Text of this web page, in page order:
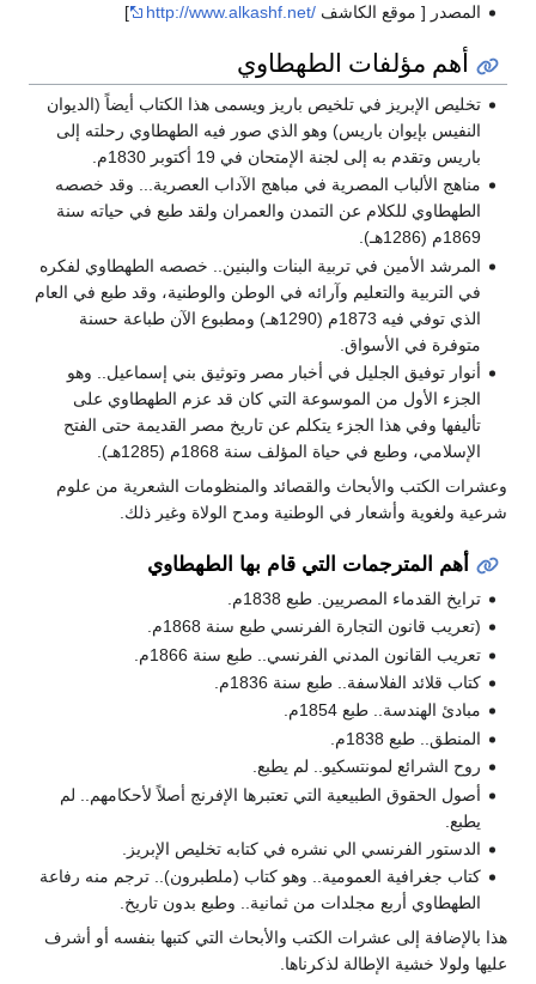
المصدر [ موقع الكاشفhttp://www.alkashf.net/
]
أهم مؤلفات الطهطاوي
تخليص الإبريز في تلخيص باريز ويسمى هذا الكتاب أيضاً (الديوان
النفيس بإيوان باريس) وهو الذي صور فيه الطهطاوي رحلته إلى
باريس وتقدم به إلى لجنة الإمتحان في 19 أكتوبر 1830م.
مناهج الألباب المصرية في مباهج الآداب العصرية... وقد خصصه
الطهطاوي للكلام عن التمدن والعمران ولقد طبع في حياته سنة
1869م (1286هـ).
المرشد الأمين في تربية البنات والبنين.. خصصه الطهطاوي لفكره
في التربية والتعليم وآرائه في الوطن والوطنية، وقد طبع في العام
الذي توفي فيه 1873م (1290هـ) ومطبوع الآن طباعة حسنة
متوفرة في الأسواق.
أنوار توفيق الجليل في أخبار مصر وتوثيق بني إسماعيل.. وهو
الجزء الأول من الموسوعة التي كان قد عزم الطهطاوي على
تأليفها وفي هذا الجزء يتكلم عن تاريخ مصر القديمة حتى الفتح
الإسلامي، وطبع في حياة المؤلف سنة 1868م (1285هـ).
وعشرات الكتب والأبحاث والقصائد والمنظومات الشعرية من علوم
شرعية ولغوية وأشعار في الوطنية ومدح الولاة وغير ذلك.
أهم المترجمات التي قام بها الطهطاوي
ترايخ القدماء المصريين. طبع 1838م.
(تعريب قانون التجارة الفرنسي طبع سنة 1868م.
تعريب القانون المدني الفرنسي.. طبع سنة 1866م.
كتاب قلائد الفلاسفة.. طبع سنة 1836م.
مبادئ الهندسة.. طبع 1854م.
المنطق.. طبع 1838م.
روح الشرائع لمونتسكيو.. لم يطبع.
أصول الحقوق الطبيعية التي تعتبرها الإفرنج أصلاً لأحكامهم.. لم
يطبع.
الدستور الفرنسي الي نشره في كتابه تخليص الإبريز.
كتاب جغرافية العمومية.. وهو كتاب (ملطبرون).. ترجم منه رفاعة
الطهطاوي أربع مجلدات من ثمانية.. وطبع بدون تاريخ.
هذا بالإضافة إلى عشرات الكتب والأبحاث التي كتبها بنفسه أو أشرف
عليها ولولا خشية الإطالة لذكرناها.